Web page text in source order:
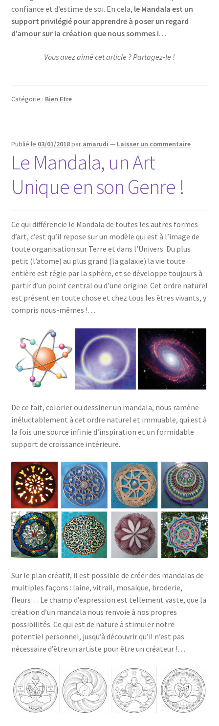
confiance et d’estime de soi. En cela, le Mandala est un
support privilégié pour apprendre à poser un regard
d’amour sur la création que nous sommes !…
Vous avez aimé cet article ? Partagez-le !
Catégorie : Bien Etre
Publié le 03/01/2018par amarudi — Laisser un commentaire
Le Mandala, un Art
Unique en son Genre !
Ce qui différencie le Mandala de toutes les autres formes
d’art, c’est qu’il repose sur un modèle qui est à l’image de
toute organisation sur Terre et dans l’Univers. Du plus
petit (l’atome) au plus grand (la galaxie) la vie toute
entière est régie par la sphère, et se développe toujours à
partir d’un point central ou d’une origine. Cet ordre naturel
est présent en toute chose et chez tous les êtres vivants, y
compris nous-mêmes !…
De ce fait, colorier ou dessiner un mandala, nous ramène
inéluctablement à cet ordre naturel et immuable, qui est à
la fois une source infinie d’inspiration et un formidable
support de croissance intérieure.
Sur le plan créatif, il est possible de créer des mandalas de
multiples façons : laine, vitrail, mosaïque, broderie,
fleurs… Le champ d’expression est tellement vaste, que la
création d’un mandala nous renvoie à nos propres
possibilités. Ce qui est de nature à stimuler notre
potentiel personnel, jusqu’à découvrir qu’il n’est pas
nécessaire d’être un artiste pour être un créateur !…